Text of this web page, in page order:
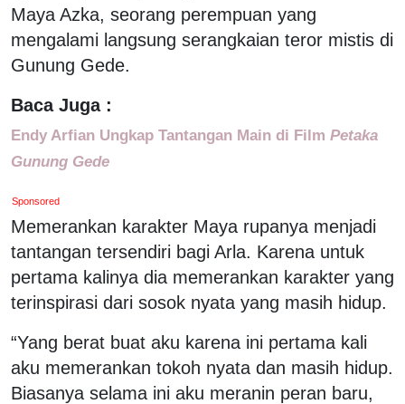
Maya Azka, seorang perempuan yang
mengalami langsung serangkaian teror mistis di
Gunung Gede.
Baca Juga :
Endy Arfian Ungkap Tantangan Main di Film Petaka
Gunung Gede
Sponsored
Memerankan karakter Maya rupanya menjadi
tantangan tersendiri bagi Arla. Karena untuk
pertama kalinya dia memerankan karakter yang
terinspirasi dari sosok nyata yang masih hidup.
“Yang berat buat aku karena ini pertama kali
aku memerankan tokoh nyata dan masih hidup.
Biasanya selama ini aku meranin peran baru,